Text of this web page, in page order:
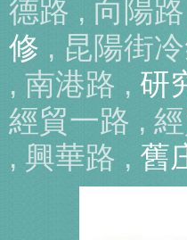
德路 , 向陽
修 , 昆陽街
, 南港路 , 研
經貿一路 ,
, 興華路 , 舊